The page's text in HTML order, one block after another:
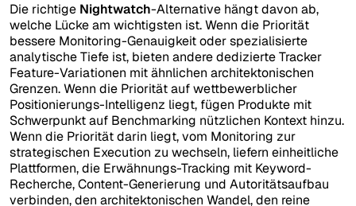
Die richtige Nightwatch-Alternative hängt davon ab,
welche Lücke am wichtigsten ist. Wenn die Priorität
bessere Monitoring-Genauigkeit oder spezialisierte
analytische Tiefe ist, bieten andere dedizierte Tracker
Feature-Variationen mit ähnlichen architektonischen
Grenzen. Wenn die Priorität auf wettbewerblicher
Positionierungs-Intelligenz liegt, fügen Produkte mit
Schwerpunkt auf Benchmarking nützlichen Kontext hinzu.
Wenn die Priorität darin liegt, vom Monitoring zur
strategischen Execution zu wechseln, liefern einheitliche
Plattformen, die Erwähnungs-Tracking mit Keyword-
Recherche, Content-Generierung und Autoritätsaufbau
verbinden, den architektonischen Wandel, den reine